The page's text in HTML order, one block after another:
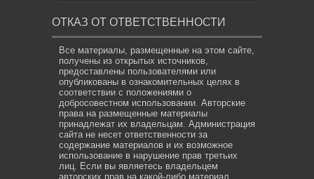
ОТКАЗ ОТ ОТВЕТСТВЕННОСТИ
Все материалы, размещенные на этом сайте,
получены из открытых источников,
предоставлены пользователями или
опубликованы в ознакомительных целях в
соответствии с положениями о
добросовестном использовании. Авторские
права на размещенные материалы
принадлежат их владельцам. Администрация
сайта не несет ответственности за
содержание материалов и их возможное
использование в нарушение прав третьих
лиц. Если вы являетесь владельцем
авторских прав на какой-либо материал,